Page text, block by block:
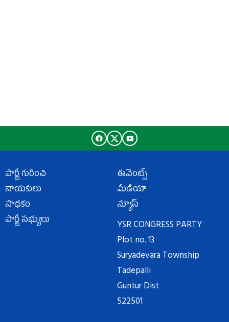
పార్టీ గురించి
నాయకులు
సాధకం
పార్టీ సభ్యులు
ఈవెంట్స్
మీడియా
న్యూస్
YSR CONGRESS PARTY
Plot no. 13
Suryadevara Township
Tadepalli
Guntur Dist
522501